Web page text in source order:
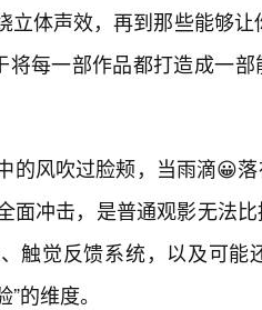
立体声效，再到那些能够
将每一部作品都打造成一
的风吹过脸颊，当雨滴😀
面冲击，是普通观影无法
触觉反馈系统，以及可
的维度。